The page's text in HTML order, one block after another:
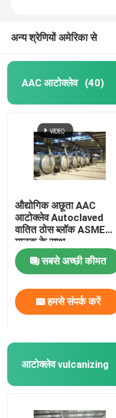
अन्य श्रेणियों अमेरिका से
AAC आटोक्लेव (40)
औद्योगिक अछूता AAC
आटोक्लेव Autoclaved
वातित ठोस ब्लॉक ASME
मानक के साथ
सबसे अच्छी कीमत
हमसे संपर्क करें
आटोक्लेव vulcanizing